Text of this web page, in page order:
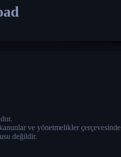
ve yönetmelikler
değildir.